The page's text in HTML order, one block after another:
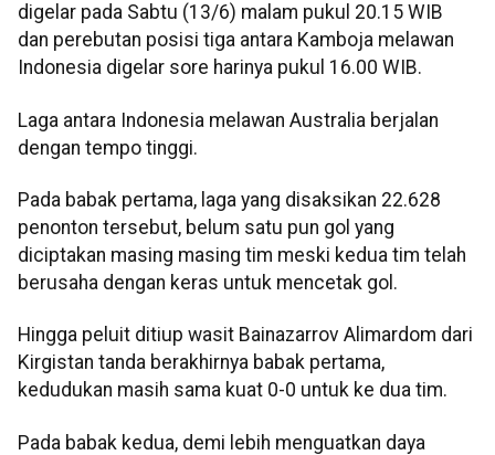
digelar pada Sabtu (13/6) malam pukul 20.15 WIB
dan perebutan posisi tiga antara Kamboja melawan
Indonesia digelar sore harinya pukul 16.00 WIB.
Laga antara Indonesia melawan Australia berjalan
dengan tempo tinggi.
Pada babak pertama, laga yang disaksikan 22.628
penonton tersebut, belum satu pun gol yang
diciptakan masing masing tim meski kedua tim telah
berusaha dengan keras untuk mencetak gol.
Hingga peluit ditiup wasit Bainazarrov Alimardom dari
Kirgistan tanda berakhirnya babak pertama,
kedudukan masih sama kuat 0-0 untuk ke dua tim.
Pada babak kedua, demi lebih menguatkan daya